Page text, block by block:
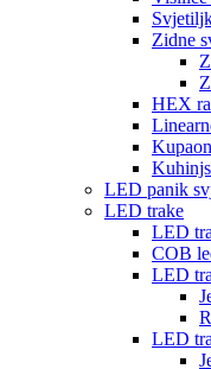
Zidne
HEX
LED panik
LED trake
LED
COB
LED
LED